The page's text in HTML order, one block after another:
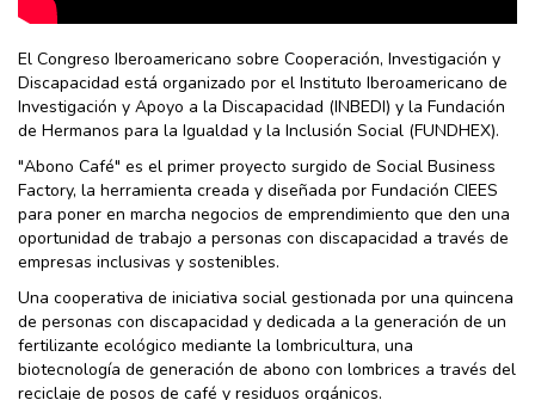
El Congreso Iberoamericano sobre Cooperación, Investigación y
Discapacidad está organizado por el Instituto Iberoamericano de
Investigación y Apoyo a la Discapacidad (INBEDI) y la Fundación
de Hermanos para la Igualdad y la Inclusión Social (FUNDHEX).
"Abono Café" es el primer proyecto surgido de Social Business
Factory, la herramienta creada y diseñada por Fundación CIEES
para poner en marcha negocios de emprendimiento que den una
oportunidad de trabajo a personas con discapacidad a través de
empresas inclusivas y sostenibles.
Una cooperativa de iniciativa social gestionada por una quincena
de personas con discapacidad y dedicada a la generación de un
fertilizante ecológico mediante la lombricultura, una
biotecnología de generación de abono con lombrices a través del
reciclaje de posos de café y residuos orgánicos.